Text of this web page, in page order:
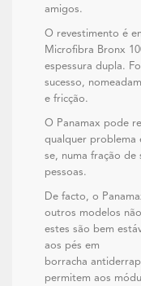
amigos.
O revestimento é
Microfibra Bronx
espessura dupla.
sucesso,
e fricção.
O Panamax pode
qualquer problema
se, numa fração de
pessoas.
De facto, o
outros modelos
estes são bem
aos pés em
borracha
permitem aos